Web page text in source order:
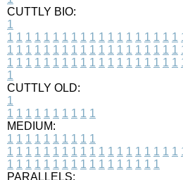
CUTTLY BIO:
1
1 1 1 1 1 1 1 1 1 1 1 1 1 1 1 1 1 1 1
1 1 1 1 1 1 1 1 1 1 1 1 1 1 1 1 1 1 1
1 1 1 1 1 1 1 1 1 1 1 1 1 1 1 1 1 1 1
1
CUTTLY OLD:
1
1 1 1 1 1 1 1 1 1 1
MEDIUM:
1 1 1 1 1 1 1 1 1 1
1 1 1 1 1 1 1 1 1 1 1 1 1 1 1 1 1 1 1
1 1 1 1 1 1 1 1 1 1 1 1 1 1 1 1 1
PARALLELS: